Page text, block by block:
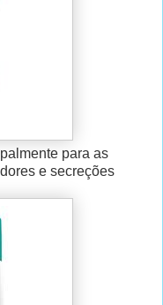
para as
e secreções